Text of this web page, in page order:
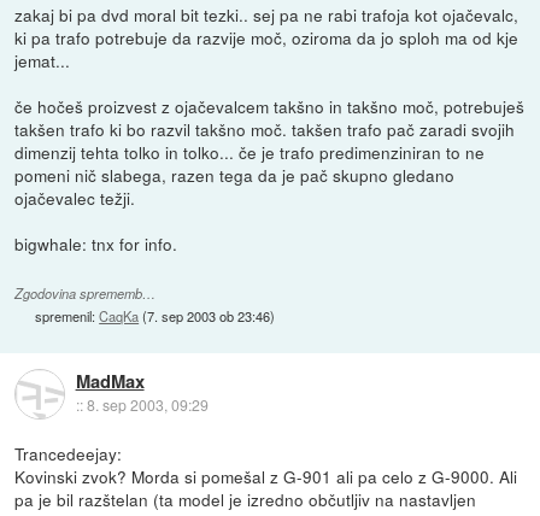
zakaj bi pa dvd moral bit tezki.. sej pa ne rabi trafoja kot ojačevalc,
ki pa trafo potrebuje da razvije moč, oziroma da jo sploh ma od kje
jemat...
če hočeš proizvest z ojačevalcem takšno in takšno moč, potrebuješ
takšen trafo ki bo razvil takšno moč. takšen trafo pač zaradi svojih
dimenzij tehta tolko in tolko... če je trafo predimenziniran to ne
pomeni nič slabega, razen tega da je pač skupno gledano
ojačevalec težji.
bigwhale: tnx for info.
Zgodovina sprememb…
spremenil:CaqKa(7. sep 2003 ob 23:46)
MadMax
::8. sep 2003, 09:29
Trancedeejay:
Kovinski zvok? Morda si pomešal z G-901 ali pa celo z G-9000. Ali
pa je bil razštelan (ta model je izredno občutljiv na nastavljen